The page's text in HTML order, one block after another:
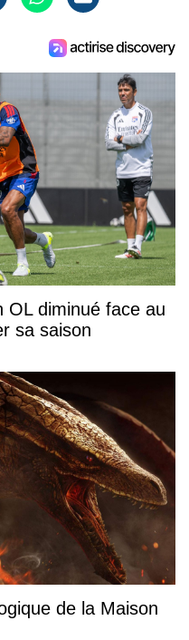
OL diminué face au
sa saison
de la Maison